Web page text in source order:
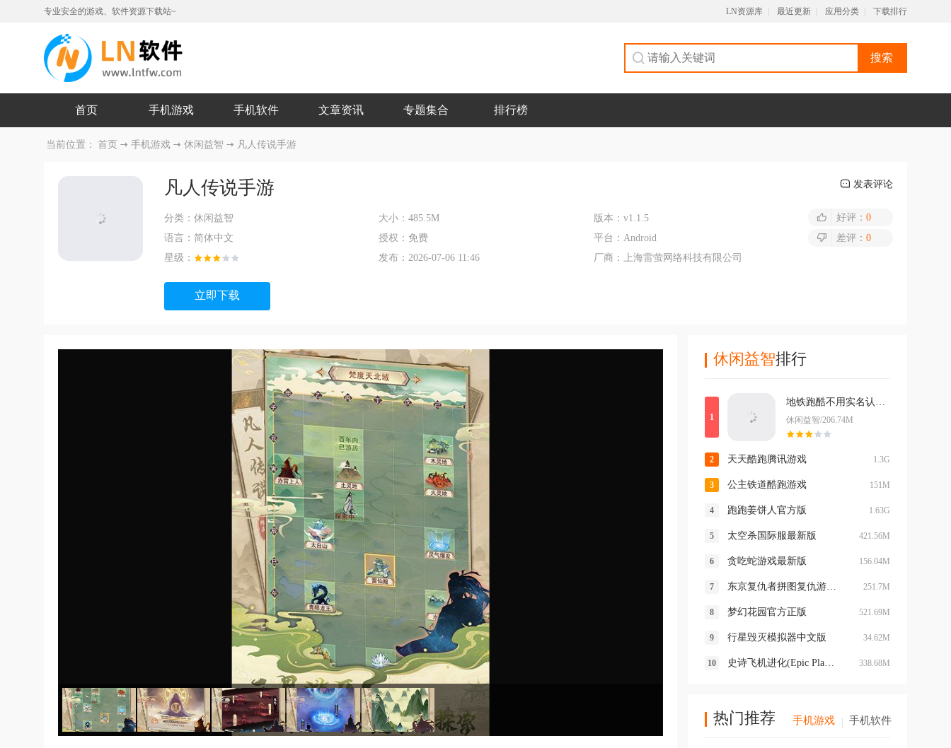
专业安全的游戏、软件资源下载站~ LN资源库 最近更新 应用分类 下载排行
搜索
首页 手机游戏 手机软件 文章资讯 专题集合 排行榜
当前位置： 首页 手机游戏 休闲益智 凡人传说手游
凡人传说手游 发表评论
分类： 休闲益智 大小：485.5M 版本： v1.1.5
语言： 简体中文 授权： 免费 平台： Android
星级：
发布：2026-07-06 11:46 厂商： 上海雷萤网络科技有限公司
好评： 0
差评： 0
立即下载
休闲益智排行
休闲益智/206.74M
天天酷跑腾讯游戏 1.3G
公主铁道酷跑游戏 151M
跑跑姜饼人官方版 1.63G
太空杀国际服最新版 421.56M
贪吃蛇游戏最新版 156.04M
东京复仇者拼图复仇游戏 v4.6.0最新版 251.7M
梦幻花园官方正版 521.69M
行星毁灭模拟器中文版 34.62M
史诗飞机进化(Epic Plane Evolution) 338.68M
热门推荐 手机游戏 手机软件